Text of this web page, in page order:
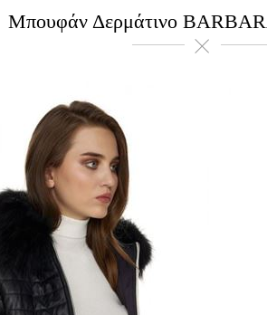
Μπουφάν Δερμάτινο